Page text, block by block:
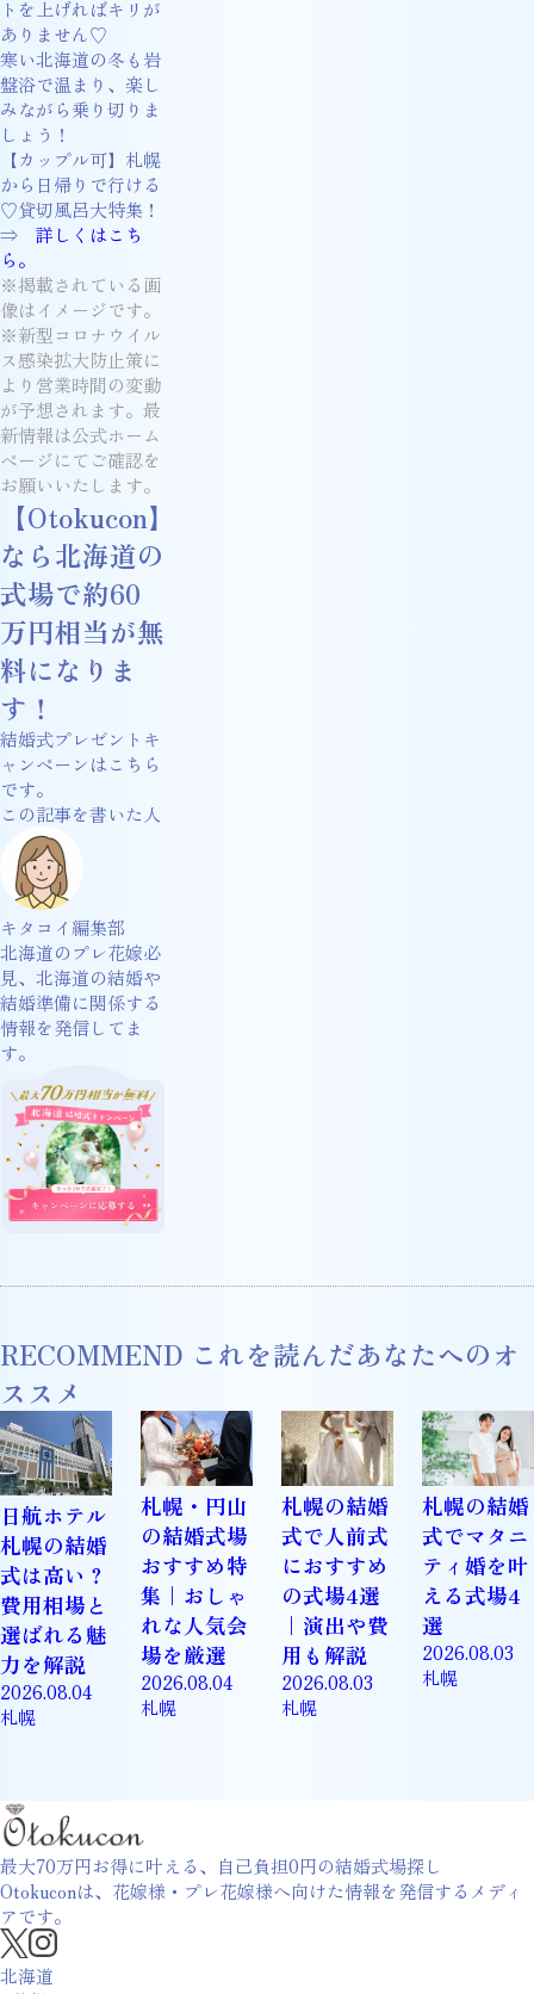
トを上げればキリが
ありません♡
寒い北海道の冬も岩
盤浴で温まり、楽し
みながら乗り切りま
しょう！
【カップル可】札幌
から日帰りで行ける
♡貸切風呂大特集！
⇒ 詳しくはこち
ら。
※掲載されている画
像はイメージです。
※新型コロナウイル
ス感染拡大防止策に
より営業時間の変動
が予想されます。最
新情報は公式ホーム
ページにてご確認を
お願いいたします。
【Otokucon】
なら北海道の
式場で約60
万円相当が無
料になりま
す！
結婚式プレゼントキ
ャンペーンはこちら
です。
この記事を書いた人
キタコイ編集部
北海道のプレ花嫁必
見、北海道の結婚や
結婚準備に関係する
情報を発信してま
す。
RECOMMEND これを読んだあなたへのオ
ススメ
日航ホテル
札幌の結婚
式は高い？
費用相場と
選ばれる魅
力を解説
2026.08.04
札幌
札幌・円山
の結婚式場
おすすめ特
集｜おしゃ
れな人気会
場を厳選
2026.08.04
札幌
札幌の結婚
式で人前式
におすすめ
の式場4選
｜演出や費
用も解説
2026.08.03
札幌
札幌の結婚
式でマタニ
ティ婚を叶
える式場4
選
2026.08.03
札幌
最大70万円お得に叶える、自己負担0円の結婚式場探し
Otokuconは、花嫁様・プレ花嫁様へ向けた情報を発信するメディ
アです。
北海道